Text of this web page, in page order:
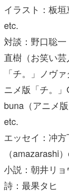
イラスト：板
etc.
対談：野口聡
直樹（お笑い
「チ。」ノヴ
ニメ版「チ。
buna（アニメ
etc.
エッセイ：冲
（amazarashi
小説：朝井リョ
詩：最果タヒ